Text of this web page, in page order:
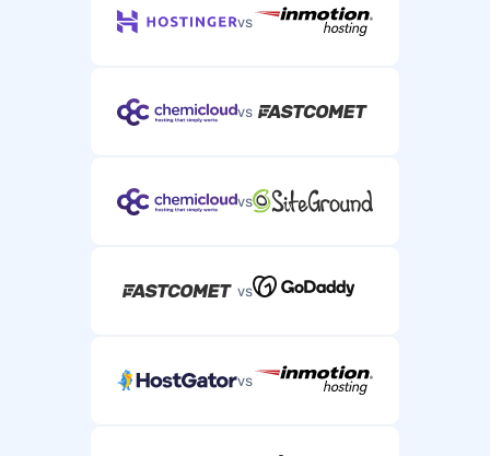
vs
vs
vs
vs
vs